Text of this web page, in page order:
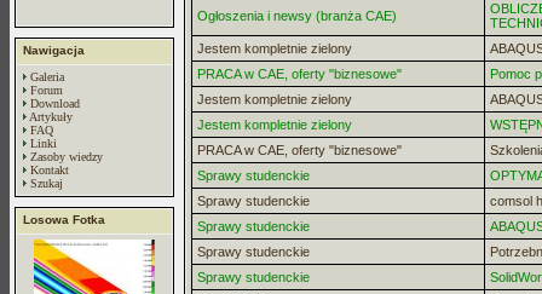
Nawigacja
Galeria
Forum
Download
Artykuły
FAQ
Linki
Zasoby wiedzy
Kontakt
Szukaj
Losowa Fotka
Ogłoszenia i newsy (branża CAE)
Jestem kompletnie zielony
PRACA w CAE, oferty "biznesowe"
Pomoc
Jestem kompletnie zielony
Jestem kompletnie zielony
PRACA w CAE, oferty "biznesowe"
Sprawy studenckie
Sprawy studenckie
comsol
Sprawy studenckie
Sprawy studenckie
Sprawy studenckie